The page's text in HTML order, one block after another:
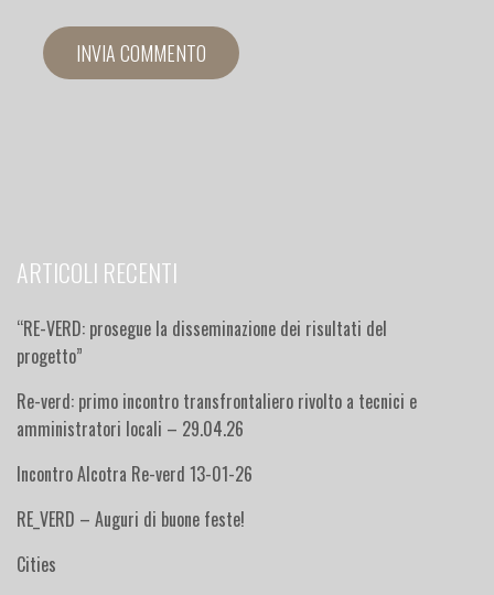
ARTICOLI RECENTI
“RE-VERD: prosegue la disseminazione dei risultati del
progetto”
Re-verd: primo incontro transfrontaliero rivolto a tecnici e
amministratori locali – 29.04.26
Incontro Alcotra Re-verd 13-01-26
RE_VERD – Auguri di buone feste!
Cities